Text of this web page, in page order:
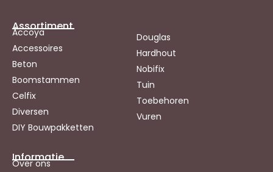
Assortiment
Accoya
Accessoires
Beton
Boomstammen
Celfix
Diversen
DIY Bouwpakketten
Douglas
Hardhout
Nobifix
Tuin
Toebehoren
Vuren
Informatie
Over ons